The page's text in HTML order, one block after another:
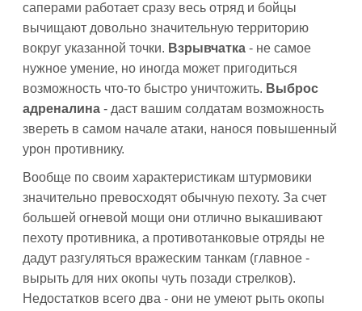
саперами работает сразу весь отряд и бойцы
вычищают довольно значительную территорию
вокруг указанной точки. Взрывчатка - не самое
нужное умение, но иногда может пригодиться
возможность что-то быстро уничтожить. Выброс
адреналина - даст вашим солдатам возможность
звереть в самом начале атаки, нанося повышенный
урон противнику.
Вообще по своим характеристикам штурмовики
значительно превосходят обычную пехоту. За счет
большей огневой мощи они отлично выкашивают
пехоту противника, а противотанковые отряды не
дадут разгуляться вражеским танкам (главное -
вырыть для них окопы чуть позади стрелков).
Недостатков всего два - они не умеют рыть окопы